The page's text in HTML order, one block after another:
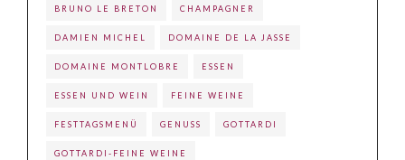
BRUNO LE BRETON CHAMPAGNER
DAMIEN MICHEL DOMAINE DE LA JASSE
DOMAINE MONTLOBRE ESSEN
ESSEN UND WEIN FEINE WEINE
FESTTAGSMENÜ GENUSS GOTTARDI
GOTTARDI-FEINE WEINE